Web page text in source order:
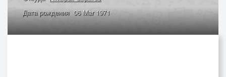
Дата рождения 06 Mar 1971